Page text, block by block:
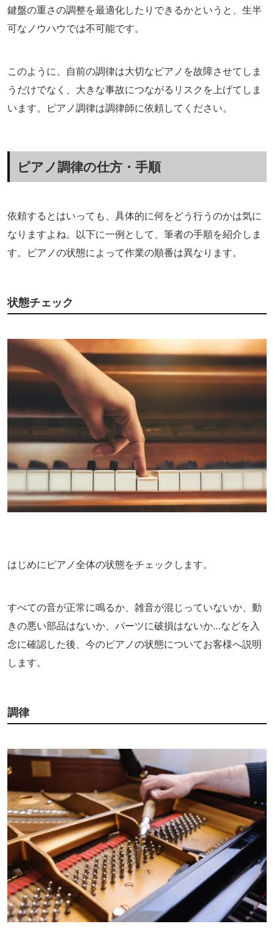
鍵盤の重さの調整を最適化したりできるかというと、生半
可なノウハウでは不可能です。
このように、自前の調律は大切なピアノを故障させてしま
うだけでなく、大きな事故につながるリスクを上げてしま
います。ピアノ調律は調律師に依頼してください。
ピアノ調律の仕方・手順
依頼するとはいっても、具体的に何をどう行うのかは気に
なりますよね。以下に一例として、筆者の手順を紹介しま
す。ピアノの状態によって作業の順番は異なります。
状態チェック
はじめにピアノ全体の状態をチェックします。
すべての音が正常に鳴るか、雑音が混じっていないか、動
きの悪い部品はないか、パーツに破損はないか…などを入
念に確認した後、今のピアノの状態についてお客様へ説明
します。
調律